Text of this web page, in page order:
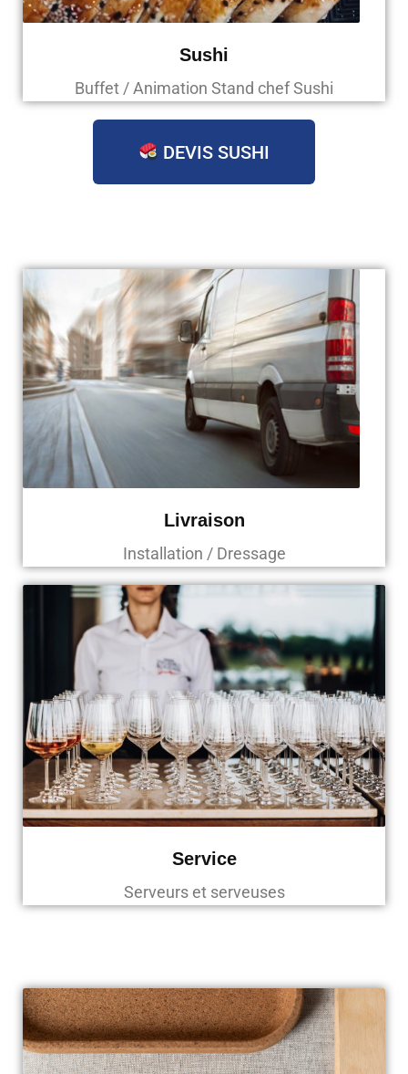
Sushi
Buffet / Animation Stand chef Sushi
DEVIS SUSHI
Livraison
Installation / Dressage
Service
Serveurs et serveuses